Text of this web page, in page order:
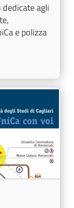
agli
e polizza